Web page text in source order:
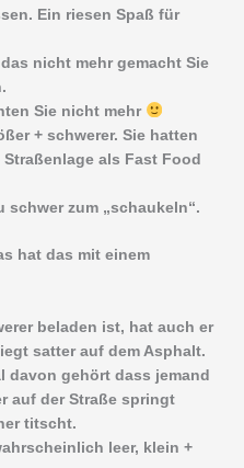
Ein riesen Spaß für
nicht mehr gemacht Sie
Sie nicht mehr
+ schwerer. Sie hatten
als Fast Food
schwer zum „schaukeln“.
hat das mit einem
beladen ist, hat auch er
satter auf dem Asphalt.
davon gehört dass jemand
auf der Straße springt
titscht.
leer, klein +